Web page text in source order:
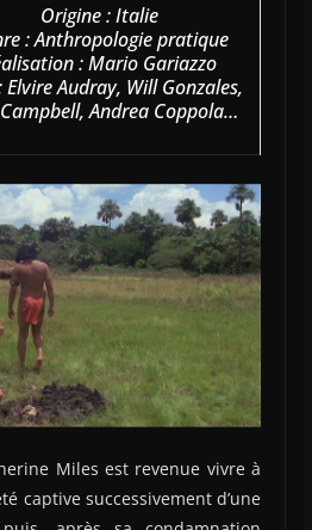
Origine : Italie
: Anthropologie pratique
: Mario Gariazzo
Elvire Audray, Will Gonzales,
Andrea Coppola…
Miles est revenue vivre à
captive successivement d’une